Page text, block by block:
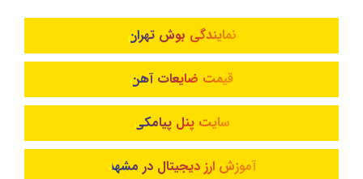
نمایندگی بوش تهران
قیمت ضایعات آهن
سایت پنل پیامکی
آموزش ارز دیجیتال در مشهد